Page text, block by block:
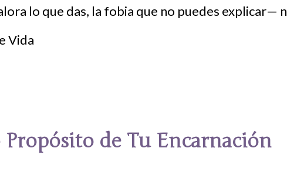
lo que das, la fobia que no puedes explicar—
de Tu Encarnación